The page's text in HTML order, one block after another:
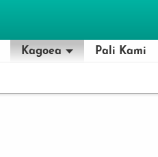
Kagoea Pali Kami